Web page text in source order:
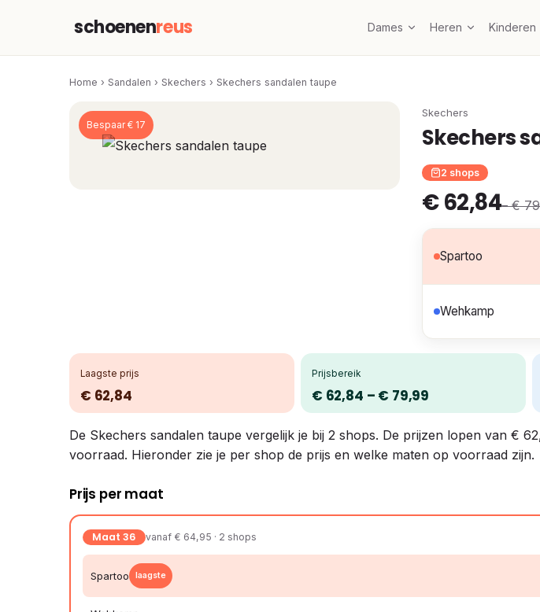
schoenenreus Dames Heren Kinderen
Home › Sandalen › Skechers › Skechers sandalen taupe
Bespaar € 17
Skechers
Skechers
2 shops
€ 62,84– €
Spartoo
Wehkamp
Laagste prijs
€ 62,84
Prijsbereik
€ 62,84 – € 79,99
De Skechers sandalen taupe vergelijk je bij 2 shops. De prijzen lopen van €
voorraad. Hieronder zie je per shop de prijs en welke maten op voorraad zijn.
Prijs per maat
Maat 36 vanaf € 64,95 · 2 shops
Spartoo laagste